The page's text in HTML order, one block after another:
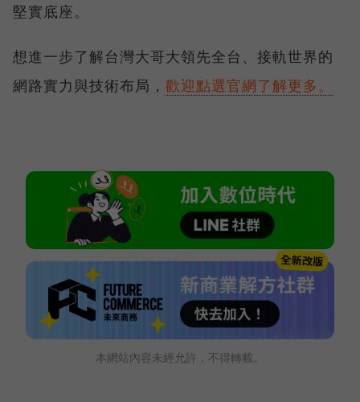
堅實底座。
想進一步了解台灣大哥大領先全台、接軌世界的
網路實力與技術布局， 歡迎點選官網了解更多。
本網站內容未經允許，不得轉載。